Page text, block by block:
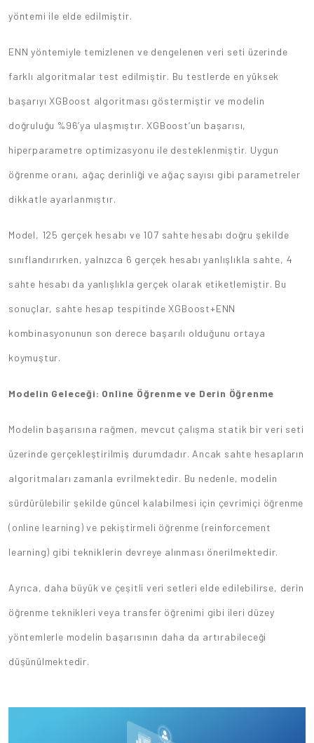
yöntemi ile elde edilmiştir.
ENN yöntemiyle temizlenen ve dengelenen veri seti üzerinde
farklı algoritmalar test edilmiştir. Bu testlerde en yüksek
başarıyı XGBoost algoritması göstermiştir ve modelin
doğruluğu %96’ya ulaşmıştır. XGBoost’un başarısı,
hiperparametre optimizasyonu ile desteklenmiştir. Uygun
öğrenme oranı, ağaç derinliği ve ağaç sayısı gibi parametreler
dikkatle ayarlanmıştır.
Model, 125 gerçek hesabı ve 107 sahte hesabı doğru şekilde
sınıflandırırken, yalnızca 6 gerçek hesabı yanlışlıkla sahte, 4
sahte hesabı da yanlışlıkla gerçek olarak etiketlemiştir. Bu
sonuçlar, sahte hesap tespitinde XGBoost+ENN
kombinasyonunun son derece başarılı olduğunu ortaya
koymuştur.
Modelin Geleceği: Online Öğrenme ve Derin Öğrenme
Modelin başarısına rağmen, mevcut çalışma statik bir veri seti
üzerinde gerçekleştirilmiş durumdadır. Ancak sahte hesapların
algoritmaları zamanla evrilmektedir. Bu nedenle, modelin
sürdürülebilir şekilde güncel kalabilmesi için çevrimiçi öğrenme
(online learning) ve pekiştirmeli öğrenme (reinforcement
learning) gibi tekniklerin devreye alınması önerilmektedir.
Ayrıca, daha büyük ve çeşitli veri setleri elde edilebilirse, derin
öğrenme teknikleri veya transfer öğrenimi gibi ileri düzey
yöntemlerle modelin başarısının daha da artırabileceği
düşünülmektedir.